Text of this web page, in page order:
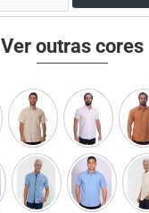
Ver outras cores